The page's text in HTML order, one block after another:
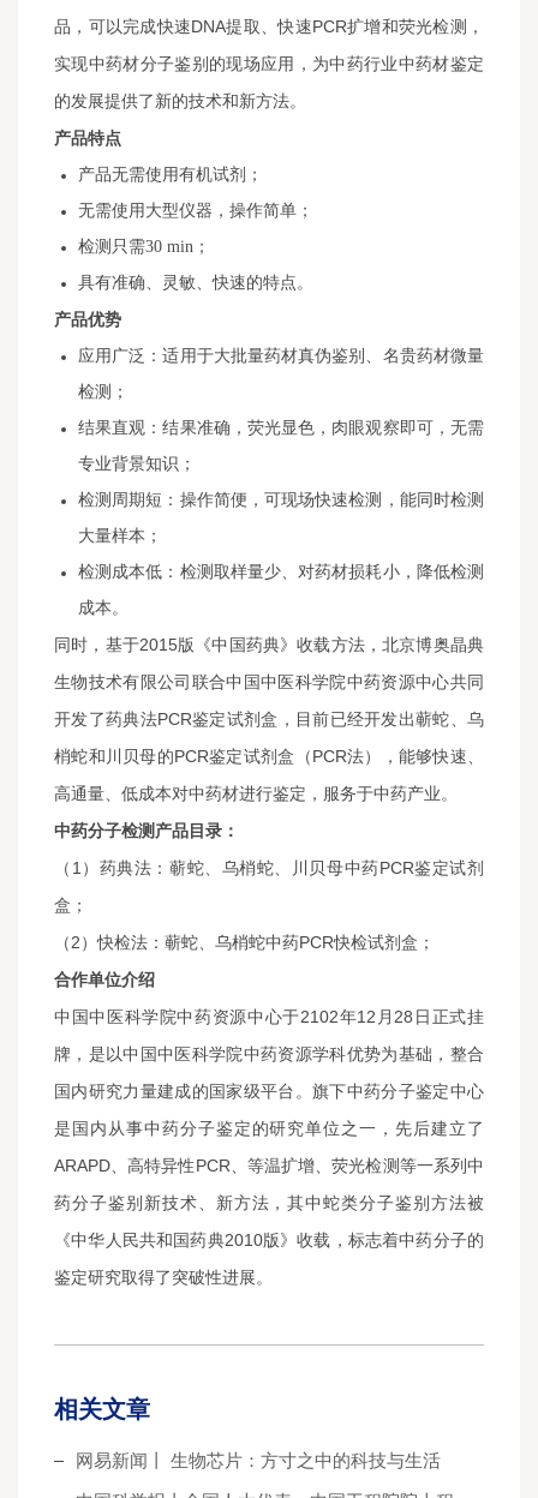
品，可以完成快速DNA提取、快速PCR扩增和荧光检测，
实现中药材分子鉴别的现场应用，为中药行业中药材鉴定
的发展提供了新的技术和新方法。
产品特点
产品无需使用有机试剂；
无需使用大型仪器，操作简单；
检测只需30 min；
具有准确、灵敏、快速的特点。
产品优势
应用广泛：适用于大批量药材真伪鉴别、名贵药材微量
检测；
结果直观：结果准确，荧光显色，肉眼观察即可，无需
专业背景知识；
检测周期短：操作简便，可现场快速检测，能同时检测
大量样本；
检测成本低：检测取样量少、对药材损耗小，降低检测
成本。
同时，基于2015版《中国药典》收载方法，北京博奥晶典
生物技术有限公司联合中国中医科学院中药资源中心共同
开发了药典法PCR鉴定试剂盒，目前已经开发出蕲蛇、乌
梢蛇和川贝母的PCR鉴定试剂盒（PCR法），能够快速、
高通量、低成本对中药材进行鉴定，服务于中药产业。
中药分子检测产品目录：
（1）药典法：蕲蛇、乌梢蛇、川贝母中药PCR鉴定试剂
盒；
（2）快检法：蕲蛇、乌梢蛇中药PCR快检试剂盒；
合作单位介绍
中国中医科学院中药资源中心于2102年12月28日正式挂
牌，是以中国中医科学院中药资源学科优势为基础，整合
国内研究力量建成的国家级平台。旗下中药分子鉴定中心
是国内从事中药分子鉴定的研究单位之一，先后建立了
ARAPD、高特异性PCR、等温扩增、荧光检测等一系列中
药分子鉴别新技术、新方法，其中蛇类分子鉴别方法被
《中华人民共和国药典2010版》收载，标志着中药分子的
鉴定研究取得了突破性进展。
相关文章
网易新闻丨 生物芯片：方寸之中的科技与生活